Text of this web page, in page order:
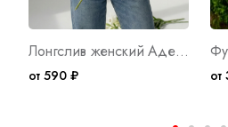
Лонгслив женский Адель Ч Арт. 10691
от 590 ₽ от